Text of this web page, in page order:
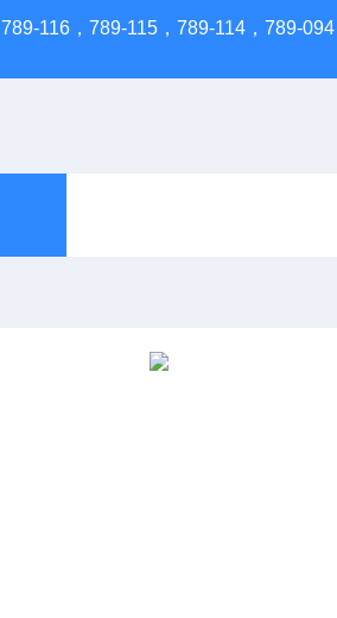
789-116，789-115，789-114，789-